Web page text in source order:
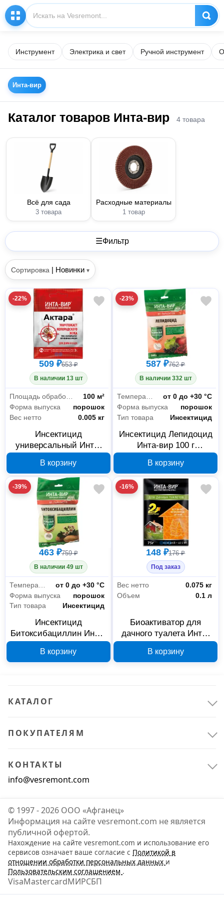
Инструмент Электрика и свет Ручной инструмент
Инта-вир
Каталог товаров Инта-вир 4 товара
Всё для сада
3 товара
Расходные материалы
1 товар
☰Фильтр
Всё для сада 3
Уход за растениями
Расходные материалы 1
Сортировка | Новинки ▾
-22%
509 ₽653 ₽
В наличии 13 шт
100 м²
Форма выпуска
порошок
Вес нетто
0.005 кг
Инсектицид
универсальный Инта-
Of000150220
В корзину
-23%
587 ₽762 ₽
В наличии 332 шт
от 0 до +30 °С
Форма выпуска
порошок
Тип товара
Инсектицид
Инсектицид Лепидоцид
Инта-вир 100 г
В корзину
-39%
463 ₽759 ₽
В наличии 49 шт
от 0 до +30 °С
Форма выпуска
порошок
Тип товара
Инсектицид
Инсектицид
Битоксибациллин Инта-
В корзину
-16%
148 ₽176 ₽
Под заказ
Вес нетто
0.075 кг
Объем
0.1 л
Биоактиватор для
дачного туалета Инта-
В корзину
КАТАЛОГ
ПОКУПАТЕЛЯМ
КОНТАКТЫ
info@vesremont.com
© 1997 - 2026 ООО «Афганец»
Информация на сайте vesremont.com не является
публичной офертой.
Нахождение на сайте vesremont.com и использование его
сервисов означает ваше согласие с Политикой в
отношении обработки персональных данных и
Пользовательским соглашением .
VisaMastercardМИРСБП